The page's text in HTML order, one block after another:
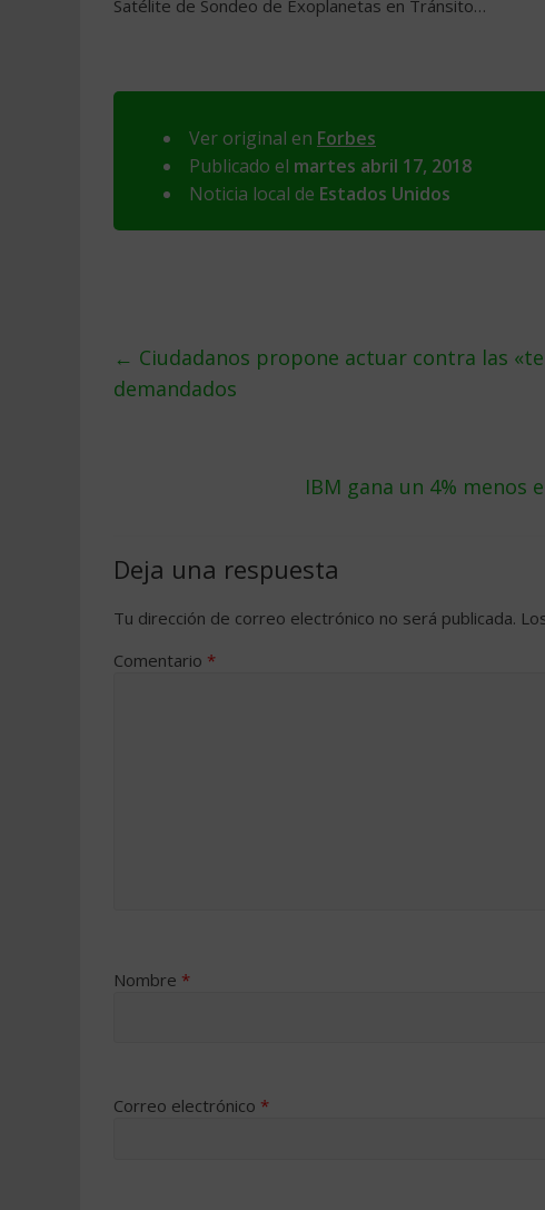
Satélite de Sondeo de Exoplanetas en Tránsito…
Ver original en Forbes
Publicado el martes abril 17, 2018
Noticia local de Estados Unidos
← Ciudadanos propone actuar contra las
demandados
IBM gana un 4%
Deja una respuesta
Tu dirección de correo electrónico no será publicada.
Comentario *
Nombre *
Correo electrónico *